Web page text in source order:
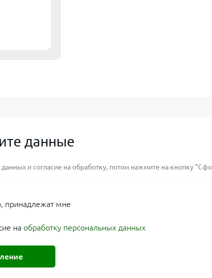
данные
и согласие на обработку, потом нажмите на кнопку
принадлежат мне
на обработку персональных данных